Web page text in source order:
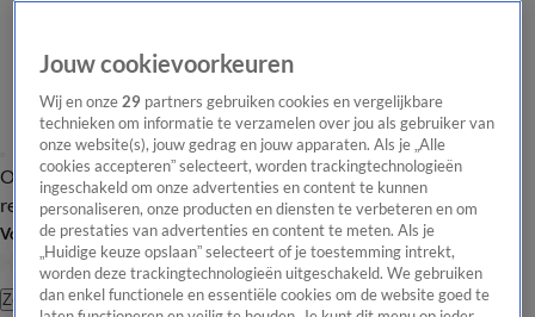
Overzicht Laatste nieuws Regionieuws Het beste van Hart
Tip de
redactie
Volg Hart van Nederland
Zoeken
Jouw cookievoorkeuren
Wij en onze29 partners gebruiken cookies en vergelijkbare
technieken om informatie te verzamelen over jou als gebruiker van
onze website(s), jouw gedrag en jouw apparaten. Als je „Alle
cookies accepteren” selecteert, worden trackingtechnologieën
ingeschakeld om onze advertenties en content te kunnen
personaliseren, onze producten en diensten te verbeteren en om
de prestaties van advertenties en content te meten. Als je
„Huidige keuze opslaan” selecteert of je toestemming intrekt,
worden deze trackingtechnologieën uitgeschakeld. We gebruiken
dan enkel functionele en essentiële cookies om de website goed te